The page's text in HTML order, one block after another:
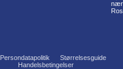
nær
Persondatapolitik
Størrelsesguide
Handelsbetingelser